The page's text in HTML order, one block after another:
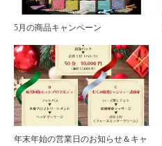
5月の商品キャンペーン
年末年始の営業日のお知らせ＆キャ